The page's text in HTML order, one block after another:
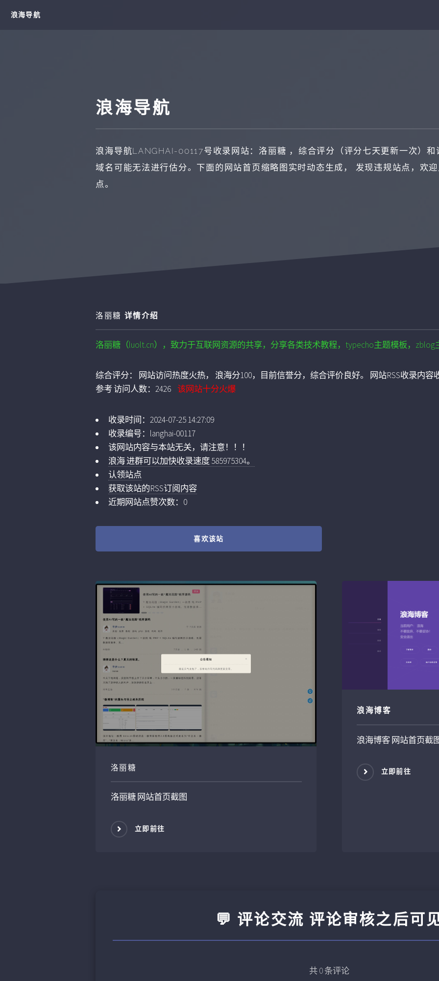
浪海导航
浪海导航
浪海导航LANGHAI-00117号收录网站： 洛丽糖 ，综合评分（评分七天更新一次）
域名可能无法进行估分。下面的网站首页缩略图实时动态生成， 发现违规站点，欢
点。
洛丽糖 详情介绍
洛丽糖（luolt.cn），致力于互联网资源的共享，分享各类技术教程，typecho主题模板，
综合评分：
网站访问热度火热， 浪海分100，目前信誉分，综合评价良好。 网站RSS收录内容
参考访问人数：2426 该网站十分火爆
收录时间：2024-07-25 14:27:09
收录编号： langhai-00117
该网站内容与本站无关，请注意！！！
浪海 进群可以加快收录速度 585975304。
认领站点
获取该站的RSS订阅内容
近期网站点赞次数：0
喜欢该站
洛丽糖
洛丽糖网站首页截图
立即前往
浪海博客
浪海博客 网站首页截
立即前往
💬 评论交流 评论审核之后可
共0条评论